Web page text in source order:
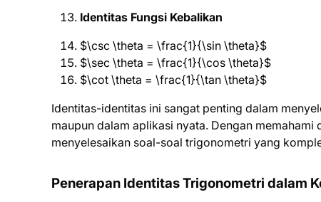
Identitas Fungsi Kebalikan
$\csc \theta = \frac{1}{\sin \theta}$
$\sec \theta = \frac{1}{\cos \theta}$
$\cot \theta = \frac{1}{\tan \theta}$
Identitas-identitas ini sangat penting dalam
maupun dalam aplikasi nyata. Dengan
menyelesaikan soal-soal trigonometri yang
Penerapan Identitas Trigonometri dalam